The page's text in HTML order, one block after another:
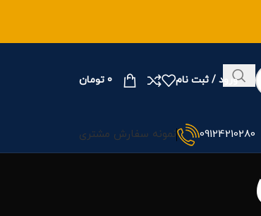
ورود / ثبت نام 0 تومان
09124210280 نمونه سفارش مشتری